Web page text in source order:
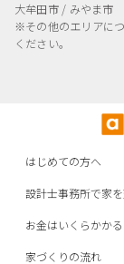
大牟田市 / みやま市
※その他のエリアに
ください。
はじめての方へ
設計士事務所で家
お金はいくらかかる
家づくりの流れ